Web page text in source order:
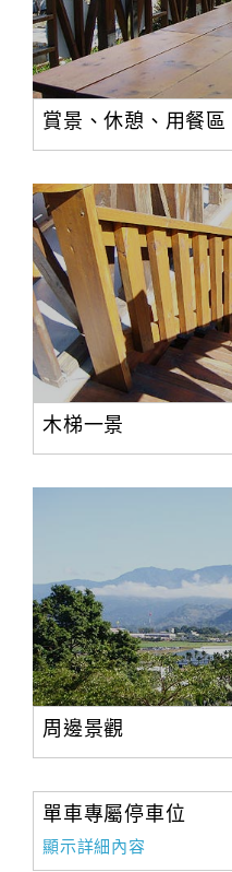
賞景、休憩、用餐區
木梯一景
周邊景觀
單車專屬停車位
顯示詳細內容